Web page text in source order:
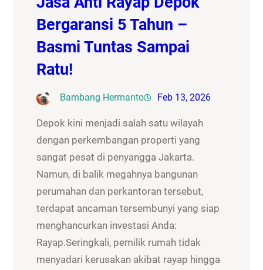
Bergaransi 5 Tahun –
Basmi Tuntas Sampai
Ratu!
Bambang Hermanto Feb 13, 2026
Depok kini menjadi salah satu wilayah
dengan perkembangan properti yang
sangat pesat di penyangga Jakarta.
Namun, di balik megahnya bangunan
perumahan dan perkantoran tersebut,
terdapat ancaman tersembunyi yang siap
menghancurkan investasi Anda:
Rayap.Seringkali, pemilik rumah tidak
menyadari kerusakan akibat rayap hingga